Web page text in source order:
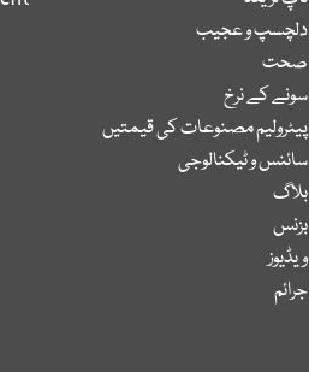
دلچسپ و عجیب
صحت
سونے کے نرخ
پیٹرولیم مصنوعات کی قیمتیں
سائنس و ٹیکنالوجی
بلاگ
بزنس
ویڈیوز
جرائم